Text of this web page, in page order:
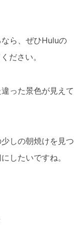
ら、ぜひHuluの
ださい。
った景色が見えて
しの朝焼けを見つ
したいですね。